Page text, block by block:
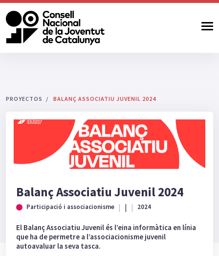
PROYECTOS BALANÇ ASSOCIATIU JUVENIL 2024
Balanç Associatiu Juvenil 2024
Participació i associacionisme | 2024
El Balanç Associatiu Juvenil és l’eina informàtica en línia
que ha de permetre a l’associacionisme juvenil
autoavaluar la seva tasca.